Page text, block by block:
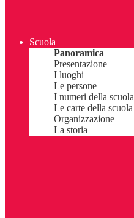
Scuola
Panoramica
Presentazione
I luoghi
Le persone
I numeri della scuola
Le carte della scuola
Organizzazione
La storia